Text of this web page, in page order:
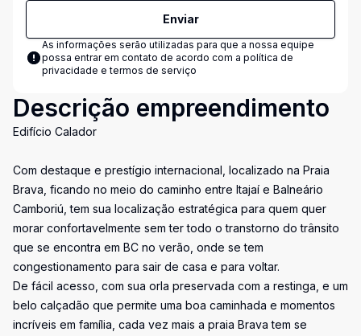
Enviar
As informações serão utilizadas para que a nossa equipe
possa entrar em contato de acordo com a política de
privacidade e termos de serviço
Descrição empreendimento
Edifício Calador
Com destaque e prestígio internacional, localizado na Praia
Brava, ficando no meio do caminho entre Itajaí e Balneário
Camboriú, tem sua localização estratégica para quem quer
morar confortavelmente sem ter todo o transtorno do trânsito
que se encontra em BC no verão, onde se tem
congestionamento para sair de casa e para voltar.
De fácil acesso, com sua orla preservada com a restinga, e um
belo calçadão que permite uma boa caminhada e momentos
incríveis em família, cada vez mais a praia Brava tem se